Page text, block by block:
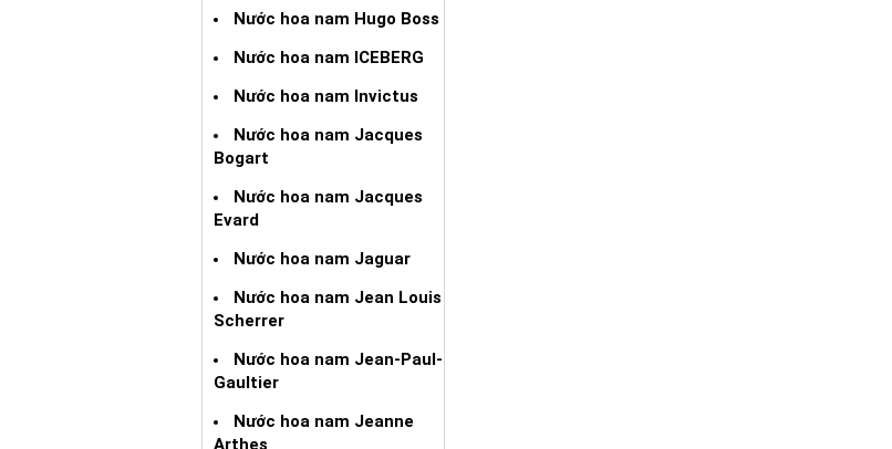
Nước hoa nam Hugo Boss
Nước hoa nam ICEBERG
Nước hoa nam Invictus
Nước hoa nam Jacques
Bogart
Nước hoa nam Jacques
Evard
Nước hoa nam Jaguar
Nước hoa nam Jean Louis
Scherrer
Nước hoa nam Jean-Paul-
Gaultier
Nước hoa nam Jeanne
Arthes